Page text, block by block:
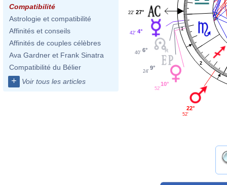
Compatibilité
Astrologie et compatibilité
Affinités et conseils
Affinités de couples célèbres
Ava Gardner et Frank Sinatra
Compatibilité du Bélier
+ Voir tous les articles
1
2
27°
22'
4°
42'
6°
40'
9°
24'
10°
52'
22°
52'